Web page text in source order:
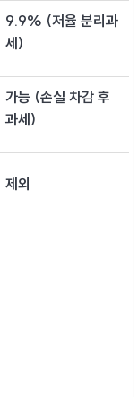
9.9% (저율 분리과
세)
가능 (손실 차감 후
과세)
제외